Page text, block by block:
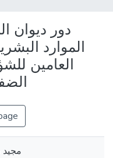
دور ديوان
الموارد
العامين
مجيد